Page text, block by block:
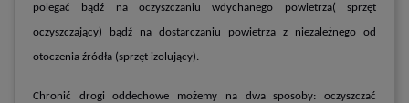
polegać bądź na oczyszczaniu wdychanego powietrza( sprzęt
oczyszczający) bądź na dostarczaniu powietrza z niezależnego od
otoczenia źródła (sprzęt izolujący).
Chronić drogi oddechowe możemy na dwa sposoby: oczyszczać